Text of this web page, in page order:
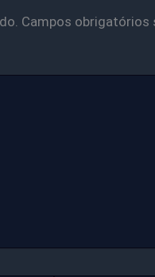
Campos obrigatórios